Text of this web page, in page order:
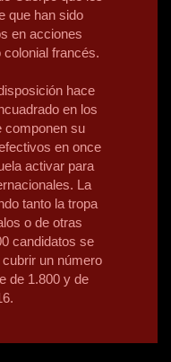
que han sido
en acciones
francés.
hace
en los
componen su
en once
activar para
La
tanto la tropa
o de otras
candidatos se
un número
de 1.800 y de